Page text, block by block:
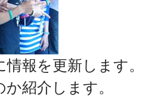
情報を更新します
紹介します。